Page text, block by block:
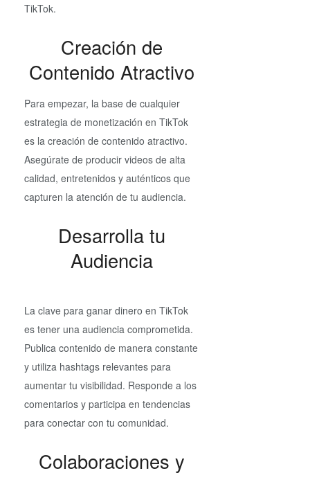
TikTok.
Creación de
Contenido Atractivo
Para empezar, la base de cualquier
estrategia de monetización en TikTok
es la creación de contenido atractivo.
Asegúrate de producir videos de alta
calidad, entretenidos y auténticos que
capturen la atención de tu audiencia.
Desarrolla tu
Audiencia
La clave para ganar dinero en TikTok
es tener una audiencia comprometida.
Publica contenido de manera constante
y utiliza hashtags relevantes para
aumentar tu visibilidad. Responde a los
comentarios y participa en tendencias
para conectar con tu comunidad.
Colaboraciones y